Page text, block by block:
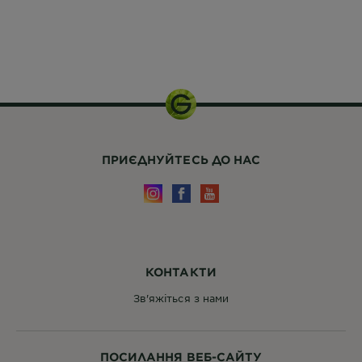
ПОСИЛАННЯ ВЕБ-САЙТУ
КОНТАКТИ
Зв'яжіться з нами
ПРИЄДНУЙТЕСЬ ДО НАС